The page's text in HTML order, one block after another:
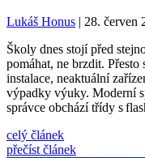
Lukáš Honus | 28. červen
Školy dnes stojí před
pomáhat, ne brzdit. Přesto
instalace, neaktuální
výpadky výuky. Moderní
správce obchází třídy s
celý článek
přečíst článek